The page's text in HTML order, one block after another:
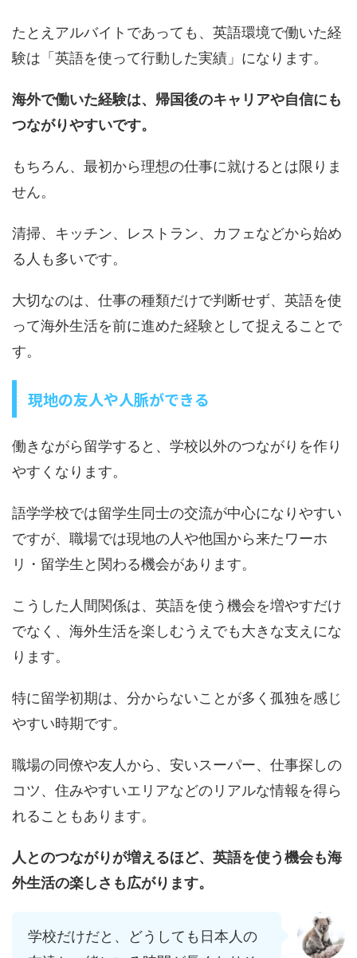
たとえアルバイトであっても、英語環境で働いた経
験は「英語を使って行動した実績」になります。
海外で働いた経験は、帰国後のキャリアや自信にも
つながりやすいです。
もちろん、最初から理想の仕事に就けるとは限りま
せん。
清掃、キッチン、レストラン、カフェなどから始め
る人も多いです。
大切なのは、仕事の種類だけで判断せず、英語を使
って海外生活を前に進めた経験として捉えることで
す。
現地の友人や人脈ができる
働きながら留学すると、学校以外のつながりを作り
やすくなります。
語学学校では留学生同士の交流が中心になりやすい
ですが、職場では現地の人や他国から来たワーホ
リ・留学生と関わる機会があります。
こうした人間関係は、英語を使う機会を増やすだけ
でなく、海外生活を楽しむうえでも大きな支えにな
ります。
特に留学初期は、分からないことが多く孤独を感じ
やすい時期です。
職場の同僚や友人から、安いスーパー、仕事探しの
コツ、住みやすいエリアなどのリアルな情報を得ら
れることもあります。
人とのつながりが増えるほど、英語を使う機会も海
外生活の楽しさも広がります。
学校だけだと、どうしても日本人の